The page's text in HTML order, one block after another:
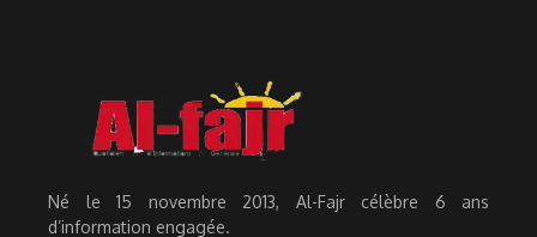
Né le 15 novembre 2013, Al-Fajr célèbre 6 ans
d’information engagée.